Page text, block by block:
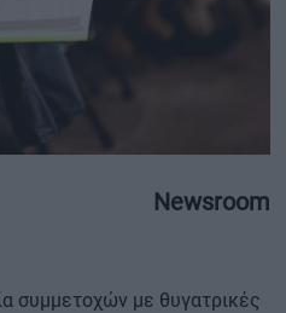
Newsroom
συμμετοχών με θυγατρικές